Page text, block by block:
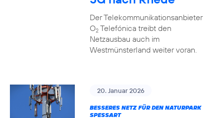
Der Telekommunikationsanbieter
O2Telefónica treibt den
Netzausbau auch im
Westmünsterland weiter voran.
20. Januar 2026
BESSERES NETZ FÜR DEN NATURPARK
SPESSART